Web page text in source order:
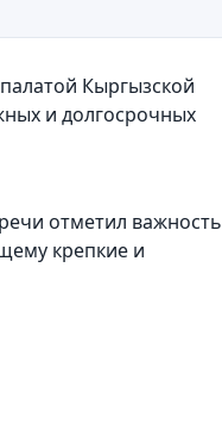
Кыргызской
и долгосрочных
отметил важность
крепкие и